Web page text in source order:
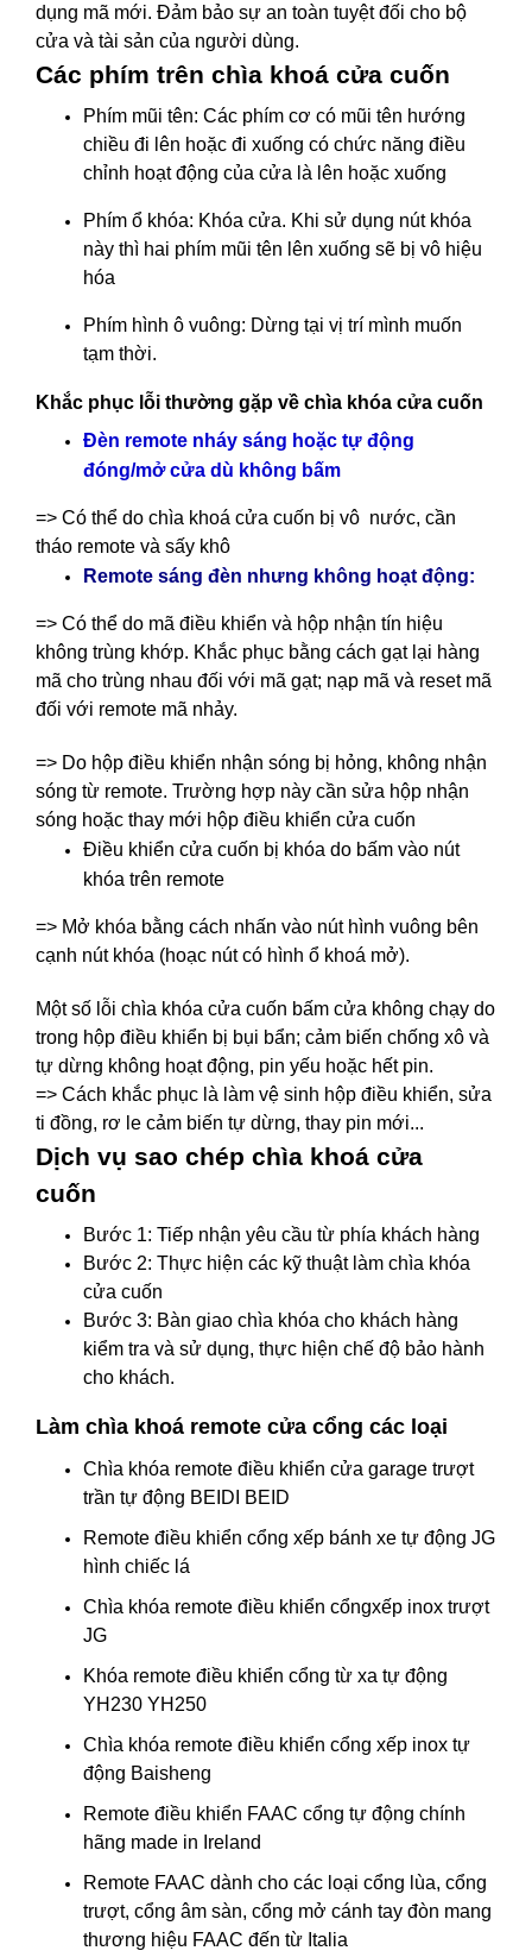
dụng mã mới. Đảm bảo sự an toàn tuyệt đối cho bộ
cửa và tài sản của người dùng.
Các phím trên chìa khoá cửa cuốn
Phím mũi tên: Các phím cơ có mũi tên hướng
chiều đi lên hoặc đi xuống có chức năng điều
chỉnh hoạt động của cửa là lên hoặc xuống
Phím ổ khóa: Khóa cửa. Khi sử dụng nút khóa
này thì hai phím mũi tên lên xuống sẽ bị vô hiệu
hóa
Phím hình ô vuông: Dừng tại vị trí mình muốn
tạm thời.
Khắc phục lỗi thường gặp về chìa khóa cửa cuốn
Đèn remote nháy sáng hoặc tự động
đóng/mở cửa dù không bấm
=> Có thể do chìa khoá cửa cuốn bị vô nước, cần
tháo remote và sấy khô
Remote sáng đèn nhưng không hoạt động:
=> Có thể do mã điều khiển và hộp nhận tín hiệu
không trùng khớp. Khắc phục bằng cách gạt lại hàng
mã cho trùng nhau đối với mã gạt; nạp mã và reset mã
đối với remote mã nhảy.
=> Do hộp điều khiển nhận sóng bị hỏng, không nhận
sóng từ remote. Trường hợp này cần sửa hộp nhận
sóng hoặc thay mới hộp điều khiển cửa cuốn
Điều khiển cửa cuốn bị khóa do bấm vào nút
khóa trên remote
=> Mở khóa bằng cách nhấn vào nút hình vuông bên
cạnh nút khóa (hoạc nút có hình ổ khoá mở).
Một số lỗi chìa khóa cửa cuốn bấm cửa không chạy do
trong hộp điều khiển bị bụi bẩn; cảm biến chống xô và
tự dừng không hoạt động, pin yếu hoặc hết pin.
=> Cách khắc phục là làm vệ sinh hộp điều khiển, sửa
ti đồng, rơ le cảm biến tự dừng, thay pin mới...
Dịch vụ sao chép chìa khoá cửa
cuốn
Bước 1: Tiếp nhận yêu cầu từ phía khách hàng
Bước 2: Thực hiện các kỹ thuật làm chìa khóa
cửa cuốn
Bước 3: Bàn giao chìa khóa cho khách hàng
kiểm tra và sử dụng, thực hiện chế độ bảo hành
cho khách.
Làm chìa khoá remote cửa cổng các loại
Chìa khóa remote điều khiển cửa garage trượt
trần tự động BEIDI BEID
Remote điều khiển cổng xếp bánh xe tự động JG
hình chiếc lá
Chìa khóa remote điều khiển cổngxếp inox trượt
JG
Khóa remote điều khiển cổng từ xa tự động
YH230 YH250
Chìa khóa remote điều khiển cổng xếp inox tự
động Baisheng
Remote điều khiển FAAC cổng tự động chính
hãng made in Ireland
Remote FAAC dành cho các loại cổng lùa, cổng
trượt, cổng âm sàn, cổng mở cánh tay đòn mang
thương hiệu FAAC đến từ Italia